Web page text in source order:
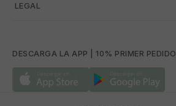
­ LEGAL
DESCARGA LA APP | 10% PRIMER PEDIDO